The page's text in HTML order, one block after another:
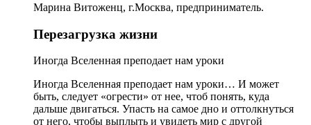
Марина Витоженц, г.Москва, предприниматель.
Перезагрузка жизни
Иногда Вселенная преподает нам уроки
Иногда Вселенная преподает нам уроки… И может
быть, следует «огрести» от нее, чтоб понять, куда
дальше двигаться. Упасть на самое дно и оттолкнуться
от него, чтобы выплыть и увидеть мир с другой